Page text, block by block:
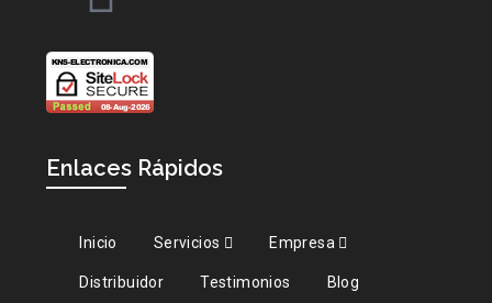
Enlaces Rápidos
Inicio Servicios Empresa
Distribuidor Testimonios Blog